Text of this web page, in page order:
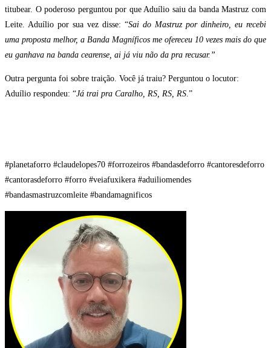
titubear. O poderoso perguntou por que Aduílio saiu da banda Mastruz com
Leite. Aduílio por sua vez disse: “Sai do Mastruz por dinheiro, eu recebi
uma proposta melhor, a Banda Magníficos me ofereceu 10 vezes mais do que
eu ganhava na banda cearense, ai já viu não da pra recusar.”
Outra pergunta foi sobre traição. Você já traiu? Perguntou o locutor:
Aduílio respondeu: “Já trai pra Caralho, RS, RS, RS.”
#planetaforro #claudelopes70 #forrozeiros #bandasdeforro #cantoresdeforro
#cantorasdeforro #forro #veiafuxikera #aduiliomendes
#bandasmastruzcomleite #bandamagnificos